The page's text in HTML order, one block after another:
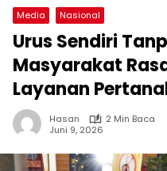
Media Nasional
Urus Sendiri
Masyarakat
Layanan
Hasan
2 Min Baca
Juni 9, 2026